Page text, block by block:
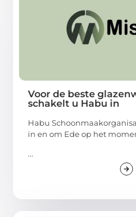
Voor de beste
schakelt u Habu in
Habu
in en om Ede op het
...